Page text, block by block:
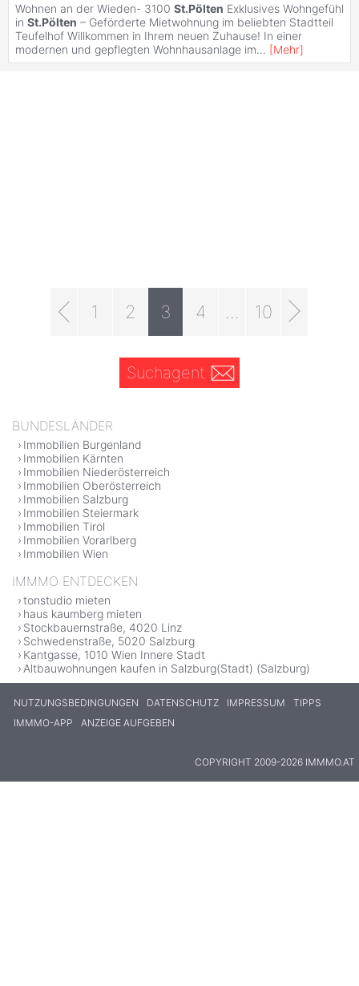
Wohnen an der Wieden- 3100 St.Pölten Exklusives Wohngefühl
in St.Pölten – Geförderte Mietwohnung im beliebten Stadtteil
Teufelhof Willkommen in Ihrem neuen Zuhause! In einer
modernen und gepflegten Wohnhausanlage im... [Mehr]
1 2 3 4 10
Suchagent
BUNDESLÄNDER
Immobilien Burgenland
Immobilien Kärnten
Immobilien Niederösterreich
Immobilien Oberösterreich
Immobilien Salzburg
Immobilien Steiermark
Immobilien Tirol
Immobilien Vorarlberg
Immobilien Wien
IMMMO ENTDECKEN
tonstudio mieten
haus kaumberg mieten
Stockbauernstraße, 4020 Linz
Schwedenstraße, 5020 Salzburg
Kantgasse, 1010 Wien Innere Stadt
Altbauwohnungen kaufen in Salzburg(Stadt) (Salzburg)
NUTZUNGSBEDINGUNGEN DATENSCHUTZ IMPRESSUM
TIPPS
IMMMO-APP
ANZEIGE AUFGEBEN
COPYRIGHT 2009-2026 IMMMO.AT